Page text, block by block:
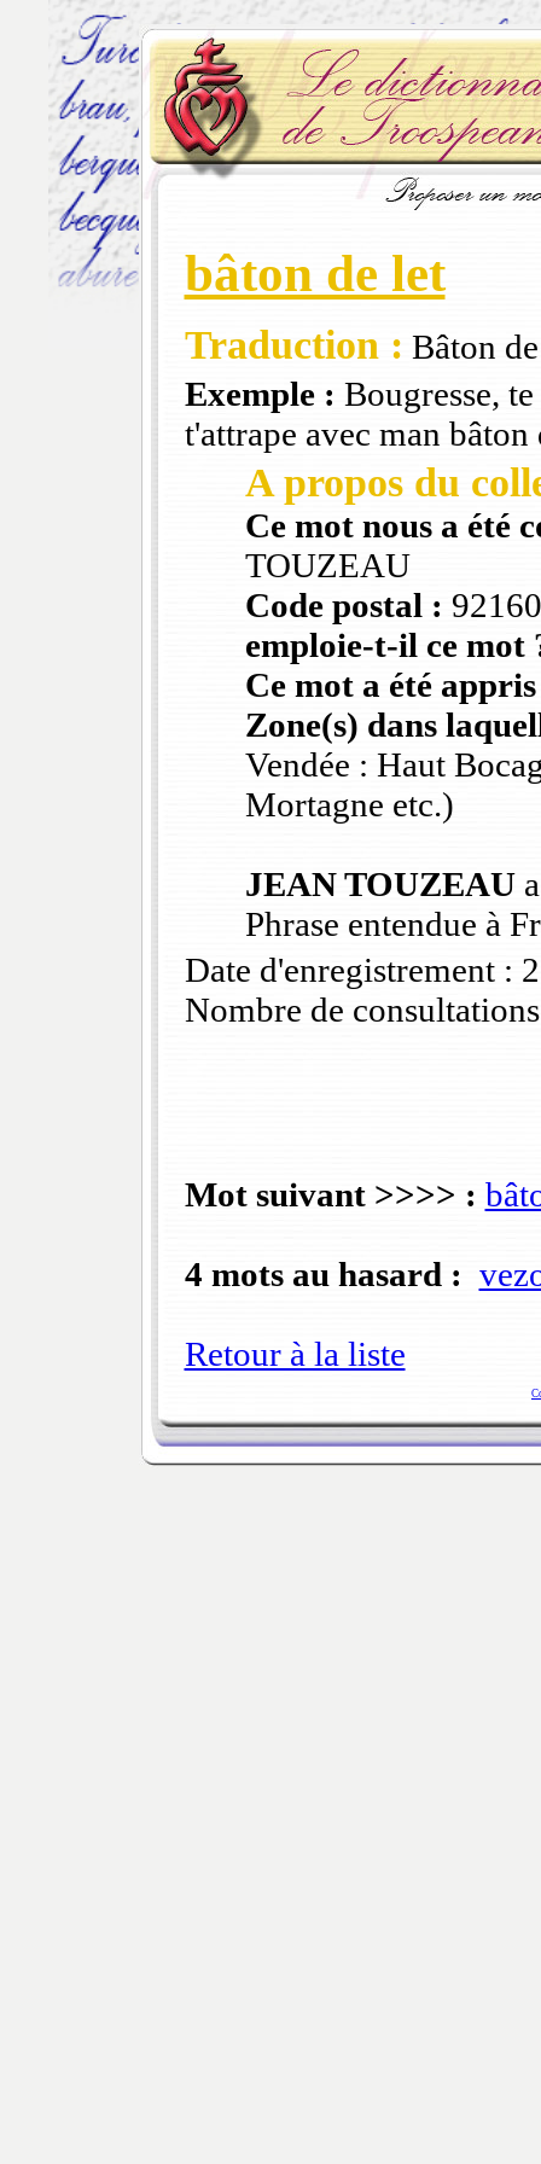
bâton de let
Traduction : Bâton
Exemple : Bougresse,
t'attrape avec man
A propos du
Ce mot nous a été
TOUZEAU
Code postal :
emploie-t-il ce mot
Ce mot a été
Zone(s) dans
Vendée : Haut
Mortagne etc.)
JEAN TOUZEAUa
Phrase entendue à
Date d'enregistrement :
Nombre de
Mot suivant >>>> :
4 mots au hasard :
Retour à la liste